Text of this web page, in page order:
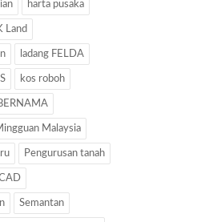
harta pusaka
Land
ladang FELDA
kos roboh
Malaysia
Pengurusan tanah
Semantan